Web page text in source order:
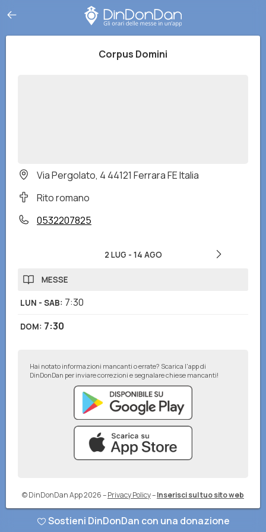
Corpus Domini
Via Pergolato, 4 44121 Ferrara FE Italia
Rito romano
0532207825
2 LUG - 14 AGO
MESSE
LUN - SAB: 7:30
DOM: 7:30
Hai notato informazioni mancanti o errate? Scarica l'app di
DinDonDan per inviare correzioni e segnalare chiese mancanti!
© DinDonDan App 2026–Privacy Policy–Inserisci sul tuo sito web
Sostieni DinDonDan con una donazione